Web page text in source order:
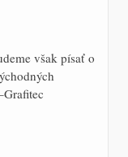
však písať o